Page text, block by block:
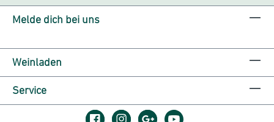
Melde dich bei uns
Weinladen
Service